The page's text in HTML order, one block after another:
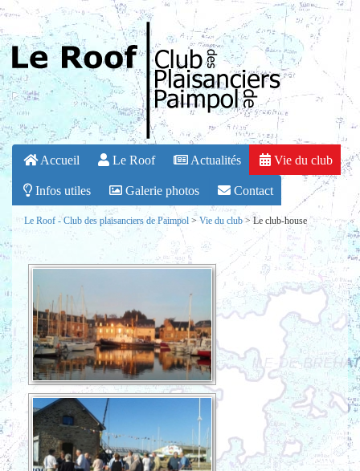
Accueil Le Roof Actualités Vie du club
Infos utiles Galerie photos Contact
Le Roof - Club des plaisanciers de Paimpol > Vie du club>Le club-house